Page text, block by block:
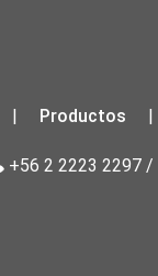
| Productos |
+56 2 2223 2297/